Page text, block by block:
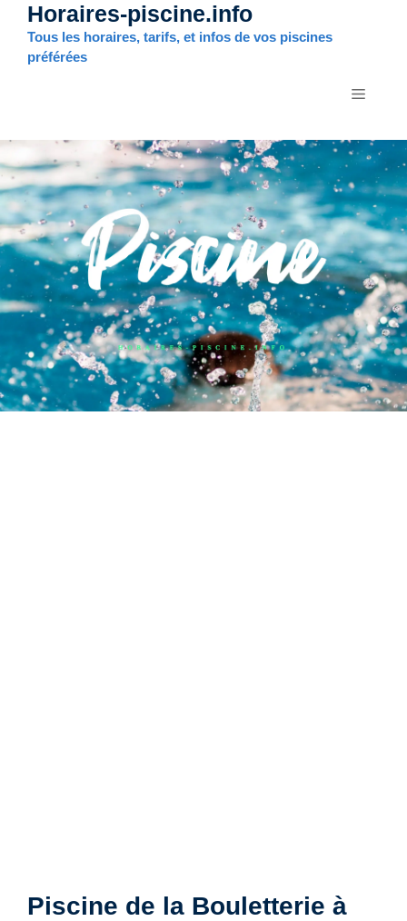
Aller
contenu
Horaires-piscine.info
Tous les horaires, tarifs, et infos de vos piscines
préférées
MENU
Piscine de la Bouletterie à